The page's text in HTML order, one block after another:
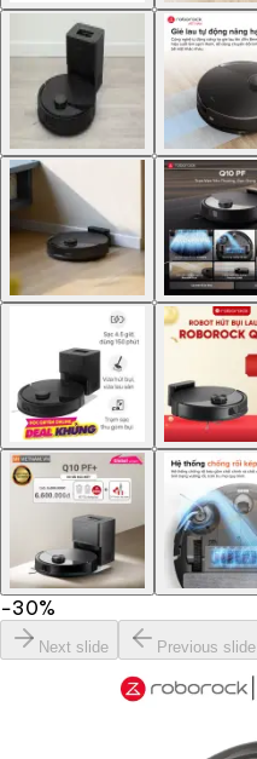
−30%
Next slide Previous slide